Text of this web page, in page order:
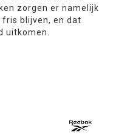
zorgen er namelijk
blijven, en dat
uitkomen.